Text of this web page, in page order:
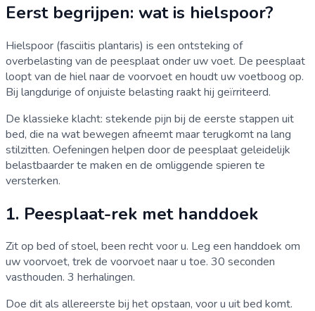
Eerst begrijpen: wat is hielspoor?
Hielspoor (fasciitis plantaris) is een ontsteking of
overbelasting van de peesplaat onder uw voet. De peesplaat
loopt van de hiel naar de voorvoet en houdt uw voetboog op.
Bij langdurige of onjuiste belasting raakt hij geïrriteerd.
De klassieke klacht: stekende pijn bij de eerste stappen uit
bed, die na wat bewegen afneemt maar terugkomt na lang
stilzitten. Oefeningen helpen door de peesplaat geleidelijk
belastbaarder te maken en de omliggende spieren te
versterken.
1. Peesplaat-rek met handdoek
Zit op bed of stoel, been recht voor u. Leg een handdoek om
uw voorvoet, trek de voorvoet naar u toe. 30 seconden
vasthouden. 3 herhalingen.
Doe dit als allereerste bij het opstaan, voor u uit bed komt.